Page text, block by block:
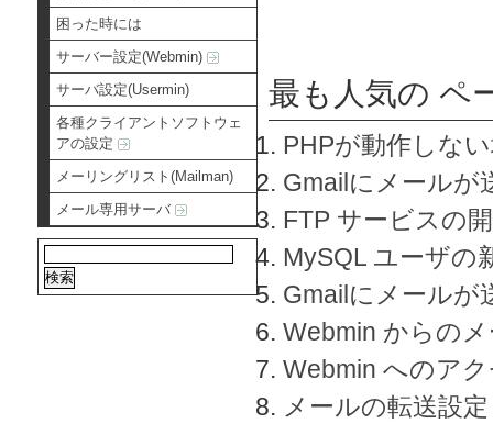
困った時には
サーバー設定(Webmin)
サーバ設定(Usermin)
各種クライアントソフトウェ
アの設定
メーリングリスト(Mailman)
メール専用サーバ
最も人気の ペ
PHPが動作しな
Gmailにメールが
FTP サービスの
MySQL ユーザの
Gmailにメールが
Webmin からの
Webmin へのア
メールの転送設定